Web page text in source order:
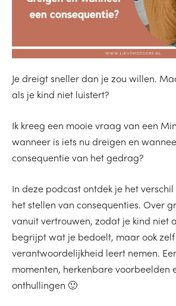
Je dreigt sneller dan je zou willen.
als je kind niet luistert?
Ik kreeg een mooie vraag van een
wanneer is iets nu dreigen en
consequentie van het gedrag?
In deze podcast ontdek je het
het stellen van consequenties. Over
vanuit vertrouwen, zodat je kind niet
begrijpt wat je bedoelt, maar ook zelf
verantwoordelijkheid leert nemen.
momenten, herkenbare voorbeelden
onthullingen 🙂